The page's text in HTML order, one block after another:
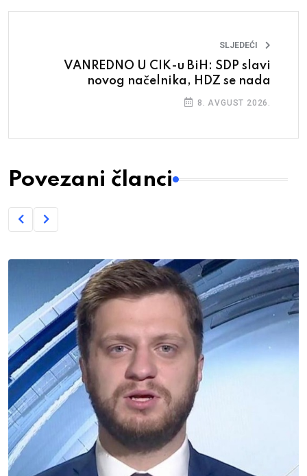
SLJEDEĆI
VANREDNO U CIK-u BiH: SDP slavi
novog načelnika, HDZ se nada
8. AVGUST 2026.
Povezani članci